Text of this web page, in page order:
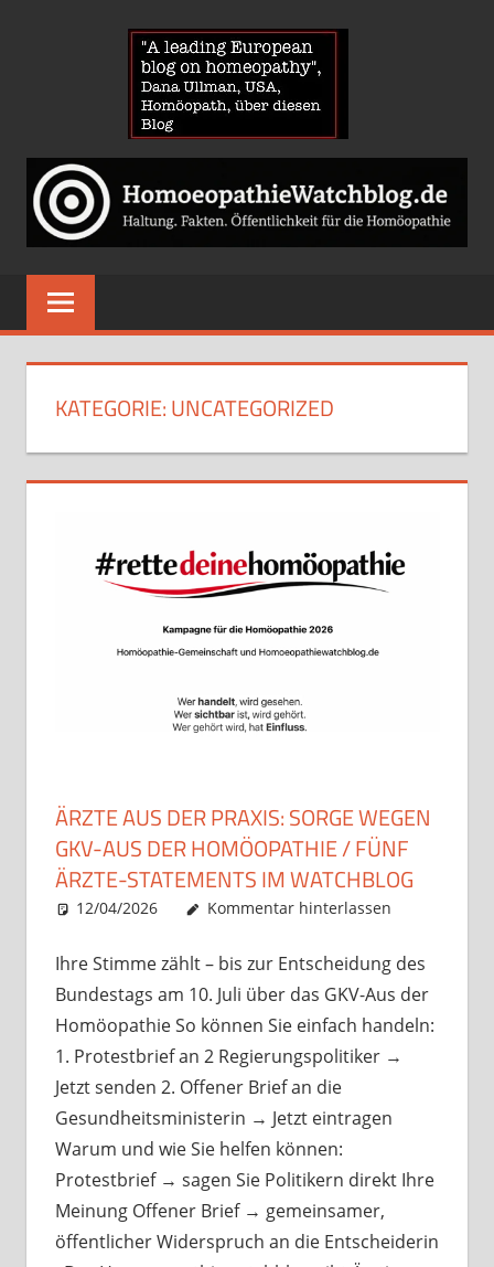
News
über
Homöopathie
und
Auge
Gegner
KATEGORIE:UNCATEGORIZED
ÄRZTE AUS DER PRAXIS: SORGE WEGEN
GKV-AUS DER HOMÖOPATHIE / FÜNF
ÄRZTE-STATEMENTS IM WATCHBLOG
12/04/2026 Christian J. Becker
Uncategorized
Kommentar hinterlassen
Ihre Stimme zählt – bis zur Entscheidung des
Bundestags am 10. Juli über das GKV-Aus der
Homöopathie So können Sie einfach handeln:
1. Protestbrief an 2 Regierungspolitiker →
Jetzt senden 2. Offener Brief an die
Gesundheitsministerin → Jetzt eintragen
Warum und wie Sie helfen können:
Protestbrief → sagen Sie Politikern direkt Ihre
Meinung Offener Brief → gemeinsamer,
öffentlicher Widerspruch an die Entscheiderin